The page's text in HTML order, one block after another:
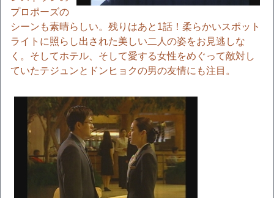
プロポーズの
シーンも素晴らしい。残りはあと1話！柔らかいスポット
ライトに照らし出された美しい二人の姿をお見逃しな
く。そしてホテル、そして愛する女性をめぐって敵対し
ていたテジュンとドンヒョクの男の友情にも注目。